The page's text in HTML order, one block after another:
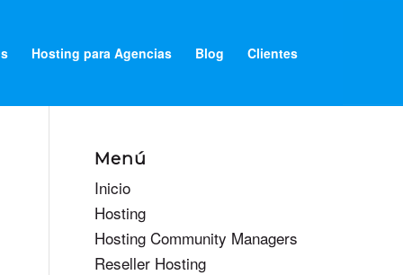
Hosting para Agencias Blog Clientes
Menú
Inicio
Hosting
Hosting Community Managers
Reseller Hosting